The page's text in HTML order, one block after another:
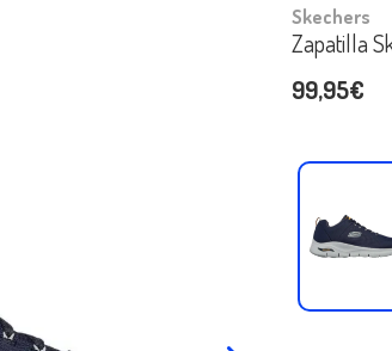
Skechers
Zapatilla
99,95€